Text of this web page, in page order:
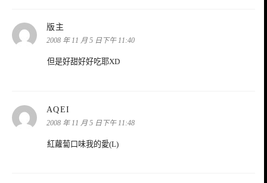
版主
示:
2008 年 11 月 5 日下午 11:40
但是好甜好好吃耶XD
AQEI
示:
2008 年 11 月 5 日下午 11:48
紅蘿蔔口味我的愛(L)